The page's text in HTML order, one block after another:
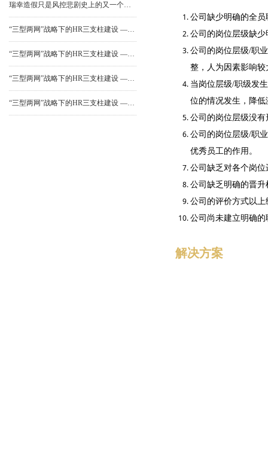
公司缺少明确的全
公司的岗位层级缺
公司的岗位层级/职
整，人为因素影响
当岗位层级/职级发
位的情况发生，降
公司的岗位层级没
公司的岗位层级/职
优秀员工的作用。
公司缺乏对各个岗
公司缺乏明确的晋
公司的评价方式以
公司尚未建立明确
解决方案
瑞幸造假只是风控悲剧史上的又一个雷同故事
“三型两网”战略下的HR三支柱建设 ——（四）共享服务中心建设
“三型两网”战略下的HR三支柱建设 ——（三）业务合作伙伴建设
“三型两网”战略下的HR三支柱建设 ——（二）HR专家中心建设
“三型两网”战略下的HR三支柱建设 ——（一）人力资源部门组织功能定位